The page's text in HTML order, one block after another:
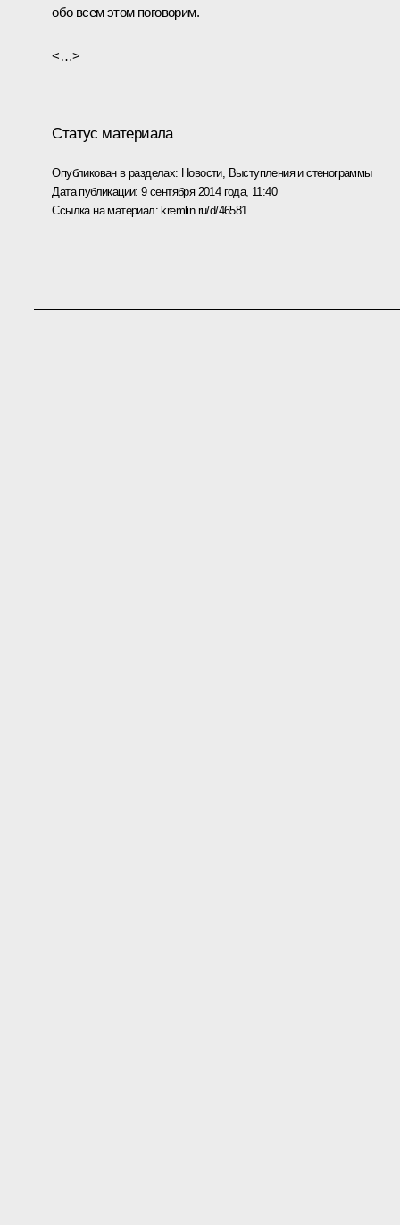
обо всем этом поговорим.
<…>
Статус материала
Опубликован в разделах: Новости, Выступления и стенограммы
Дата публикации:9 сентября 2014 года, 11:40
Ссылка на материал: kremlin.ru/d/46581